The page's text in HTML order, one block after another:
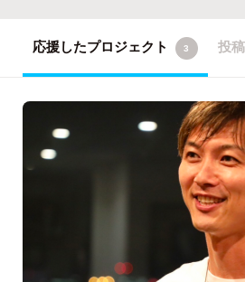
応援したプロジェクト 3 投